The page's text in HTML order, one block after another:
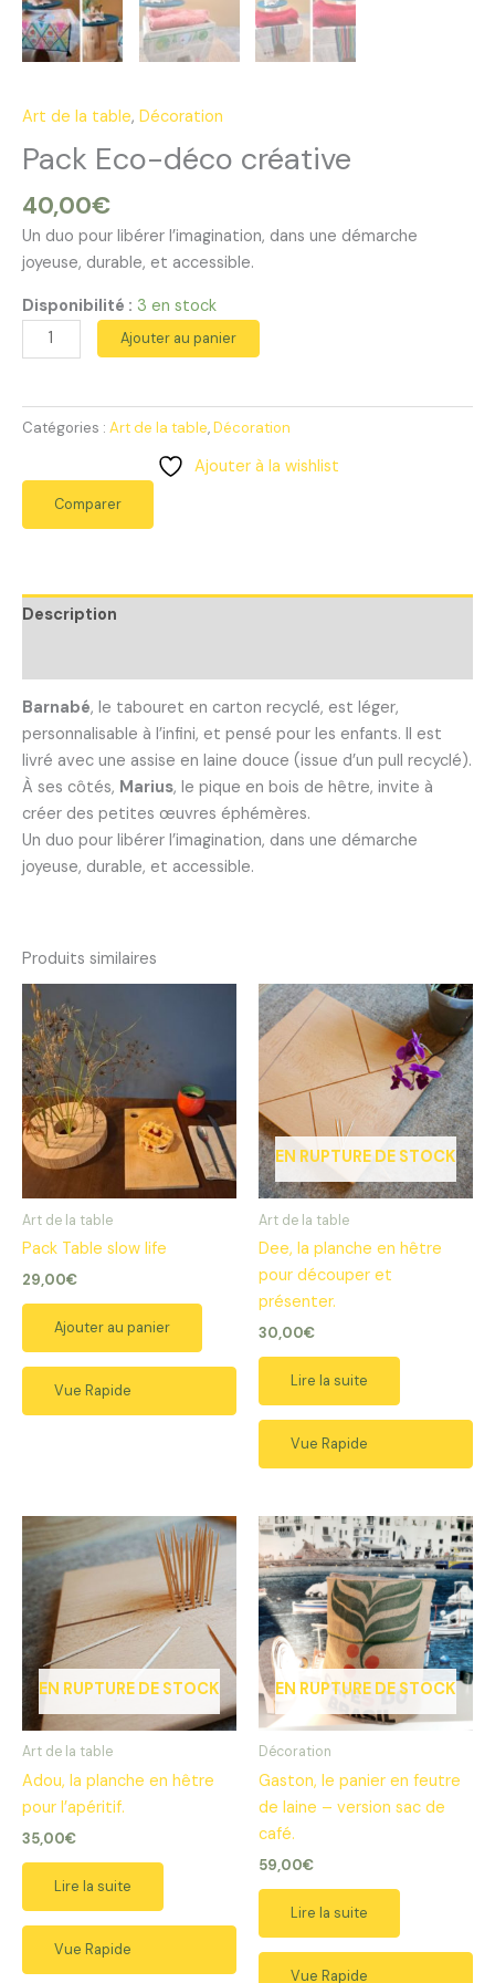
Art de la table, Décoration
Pack Eco-déco créative
40,00€
Un duo pour libérer l’imagination, dans une démarche
joyeuse, durable, et accessible.
Disponibilité : 3 en stock
quantité
de
Eco-
déco
Ajouter au panier
Catégories : Art de la table,Décoration
Ajouter à la wishlist
Comparer
Description
Barnabé, le tabouret en carton recyclé, est léger,
personnalisable à l’infini, et pensé pour les enfants. Il est
livré avec une assise en laine douce (issue d’un pull recyclé).
À ses côtés, Marius, le pique en bois de hêtre, invite à
créer des petites œuvres éphémères.
Un duo pour libérer l’imagination, dans une démarche
joyeuse, durable, et accessible.
Produits similaires
Art de la table
Pack Table slow life
29,00€
Ajouter au panier
Vue Rapide
EN RUPTURE DE STOCK
Art de la table
Dee, la planche en hêtre
pour découper et
présenter.
30,00€
Lire la suite
Vue Rapide
EN RUPTURE DE STOCK
Art de la table
Adou, la planche en hêtre
pour l’apéritif.
35,00€
Lire la suite
Vue Rapide
EN RUPTURE DE STOCK
Décoration
Gaston, le panier en feutre
de laine – version sac de
café.
59,00€
Lire la suite
Vue Rapide